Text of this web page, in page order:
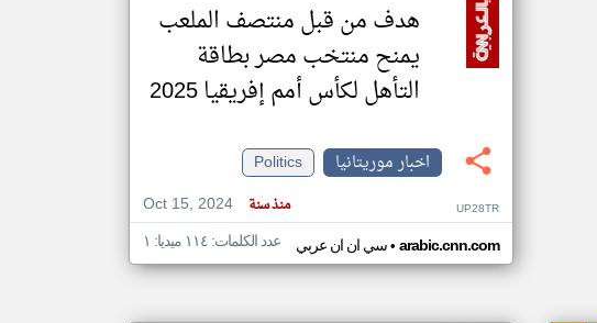
هدف من قبل منتصف الملعب
يمنح منتخب مصر بطاقة
التأهل لكأس أمم إفريقيا 2025
اخبار موريتانيا
Politics
Oct 15, 2024
منذ سنة UP28TR
سي ان ان عربي• arabic.cnn.com عدد الكلمات: ١١٤ ميديا: ١